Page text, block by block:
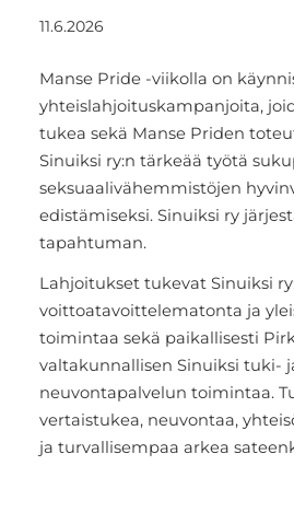
11.6.2026
Manse Pride -viikolla on
yhteislahjoituskampanjoita,
tukea sekä Manse Priden
Sinuiksi ry:n tärkeää työtä
seksuaalivähemmistöjen
edistämiseksi. Sinuiksi ry
tapahtuman.
Lahjoitukset tukevat Sinuiksi
voittoatavoittelematonta ja
toimintaa sekä paikallisesti
valtakunnallisen Sinuiksi tuki-
neuvontapalvelun toimintaa.
vertaistukea, neuvontaa,
ja turvallisempaa arkea